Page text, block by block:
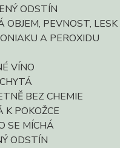
ODSTÍN
OBJEM, PEVNOST, LESK
A PEROXIDU
VÍNO
BEZ CHEMIE
K POKOŽCE
SE MÍCHÁ
ODSTÍN